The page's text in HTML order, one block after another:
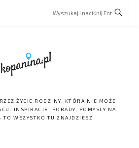
ŻYCIE RODZINY, KTÓRA NIE MOŻE
INSPIRACJE, PORADY, POMYSŁY NA
TO WSZYSTKO TU ZNAJDZIESZ